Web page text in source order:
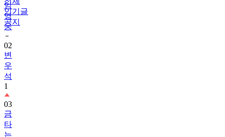
인기글
공지
임
영
웅
02
변
우
석
1
03
금
타
는